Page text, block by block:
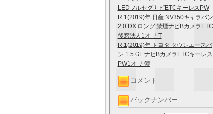
LEDフルセグナビETCキーレスPW
R.1(2019)年 日産 NV350キャラバン
2.0 DX ロング 禁煙ナビBカメラETC
後窓法人1オ-ナT
R.1(2019)年 トヨタ タウンエースバ
ン 1.5 GL ナビBカメラETCキーレス
PW1オ-ナ簿
コメント
バックナンバー